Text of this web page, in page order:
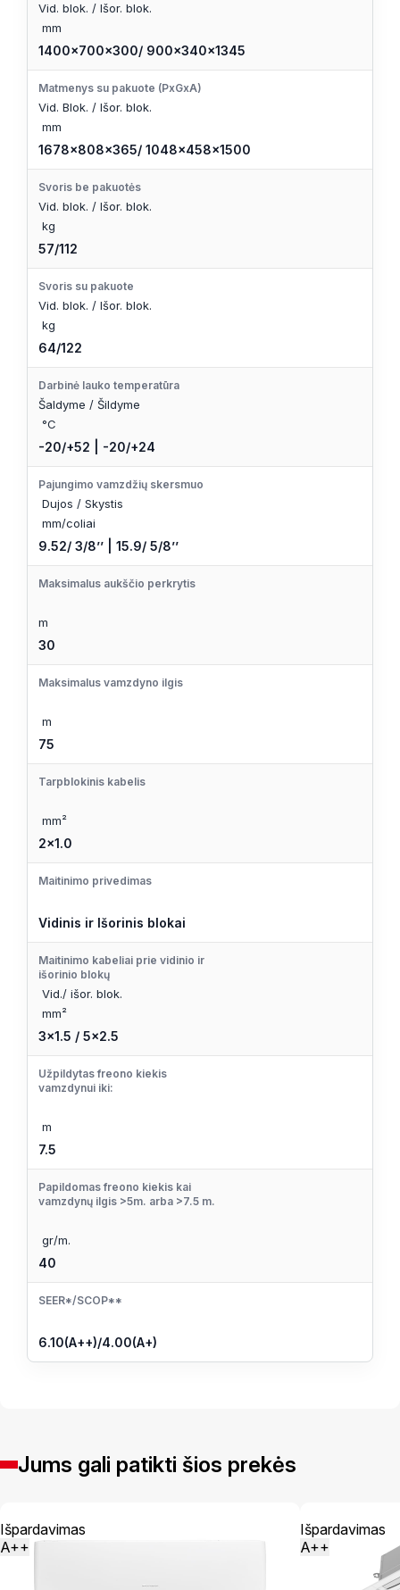
Vid. blok. / Išor. blok.
mm
1400x700x300/ 900x340x1345
Matmenys su pakuote (PxGxA)
Vid. Blok. / Išor. blok.
mm
1678x808x365/ 1048x458x1500
Svoris be pakuotės
Vid. blok. / Išor. blok.
kg
57/112
Svoris su pakuote
Vid. blok. / Išor. blok.
kg
64/122
Darbinė lauko temperatūra
Šaldyme / Šildyme
°C
-20/+52 | -20/+24
Pajungimo vamzdžių skersmuo
Dujos / Skystis
mm/coliai
9.52/ 3/8’’ | 15.9/ 5/8’’
Maksimalus aukščio perkrytis
m
30
Maksimalus vamzdyno ilgis
m
75
Tarpblokinis kabelis
mm²
2×1.0
Maitinimo privedimas
Vidinis ir Išorinis blokai
Maitinimo kabeliai prie vidinio ir
išorinio blokų
Vid./ išor. blok.
mm²
3×1.5 / 5×2.5
Užpildytas freono kiekis
vamzdynui iki:
m
7.5
Papildomas freono kiekis kai
vamzdynų ilgis >5m. arba >7.5 m.
gr/m.
40
SEER*/SCOP**
6.10(A++)/4.00(A+)
Jums gali patikti šios prekės
Išpardavimas
A++
Išpardavimas
A++